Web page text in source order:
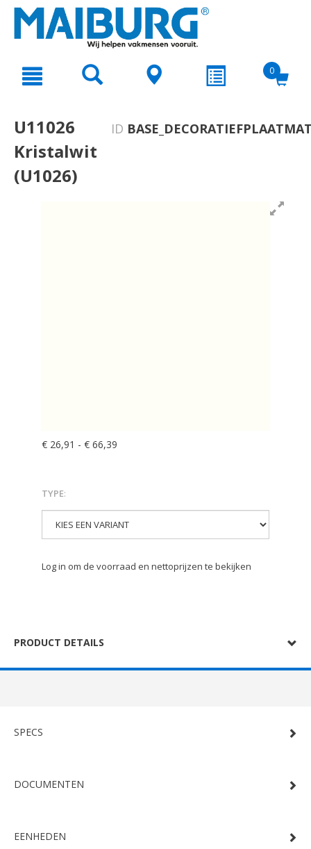
text.skipToNavigation
0
U11026
Kristalwit
(U1026)
ID
€ 26,91 - € 66,39
TYPE:
Log in om de voorraad en nettoprijzen te bekijken
PRODUCT DETAILS
SPECS
DOCUMENTEN
EENHEDEN